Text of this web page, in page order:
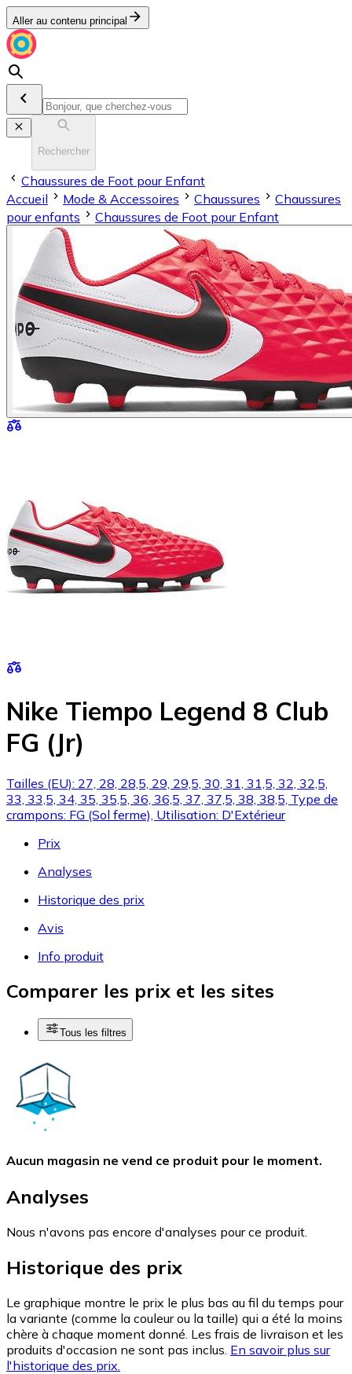
Aller au contenu principal
Rechercher
Chaussures de Foot pour Enfant
Accueil
Mode & Accessoires Chaussures
Chaussures
pour enfants
Chaussures de Foot pour Enfant
Nike Tiempo Legend 8 Club
FG (Jr)
Tailles (EU): 27, 28, 28,5, 29, 29,5, 30, 31, 31,5, 32, 32,5,
33, 33,5, 34, 35, 35,5, 36, 36,5, 37, 37,5, 38, 38,5, Type de
crampons: FG (Sol ferme), Utilisation: D'Extérieur
Prix
Analyses
Historique des prix
Avis
Info produit
Comparer les prix et les sites
Tous les filtres
Aucun magasin ne vend ce produit pour le moment.
Analyses
Nous n'avons pas encore d'analyses pour ce produit.
Historique des prix
Le graphique montre le prix le plus bas au fil du temps pour
la variante (comme la couleur ou la taille) qui a été la moins
chère à chaque moment donné. Les frais de livraison et les
produits d'occasion ne sont pas inclus. En savoir plus sur
l'historique des prix.